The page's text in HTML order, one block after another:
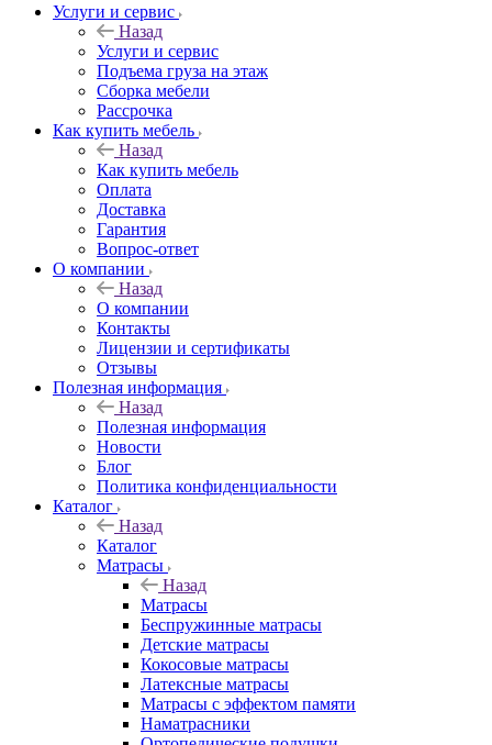
Услуги и сервис
Назад
Услуги и сервис
Подъема груза на этаж
Сборка мебели
Рассрочка
Как купить мебель
Назад
Как купить мебель
Оплата
Доставка
Гарантия
Вопрос-ответ
О компании
Назад
О компании
Контакты
Лицензии и сертификаты
Отзывы
Полезная информация
Назад
Полезная информация
Новости
Блог
Политика конфиденциальности
Каталог
Назад
Каталог
Матрасы
Назад
Матрасы
Беспружинные матрасы
Детские матрасы
Кокосовые матрасы
Латексные матрасы
Матрасы с эффектом памяти
Наматрасники